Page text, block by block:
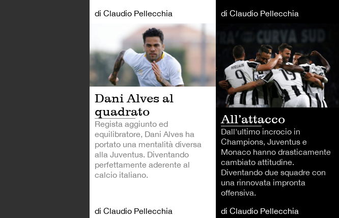
di Claudio Pellecchia di Claudio Pellecchia
Dani Alves al
quadrato
Regista aggiunto ed
equilibratore, Dani Alves ha
portato una mentalità diversa
alla Juventus. Diventando
perfettamente aderente al
calcio italiano.
di Claudio Pellecchia
All’attacco
Dall'ultimo incrocio in
Champions, Juventus e
Monaco hanno drasticamente
cambiato attitudine.
Diventando due squadre con
una rinnovata impronta
offensiva.
di Claudio Pellecchia